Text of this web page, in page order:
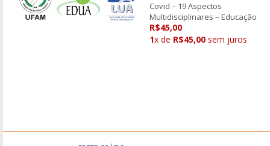
Covid – 19 Aspectos
Multidisciplinares – Educação
R$45,00
1x de R$45,00 sem juros